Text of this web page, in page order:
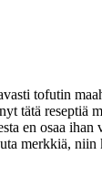
tofutin
tätä reseptiä
en osaa ihan
merkkiä, niin